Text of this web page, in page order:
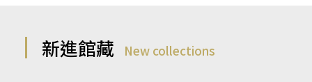
新進館藏 New collections